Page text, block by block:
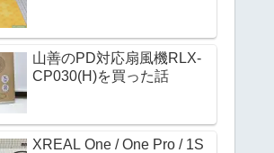
山善のPD対応扇風機RLX-
CP030(H)を買った話
XREAL One / One Pro / 1S